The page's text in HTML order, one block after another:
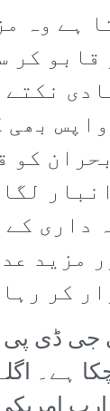
ہے وہ
کر
بھی
کو
داری
مزید
کر